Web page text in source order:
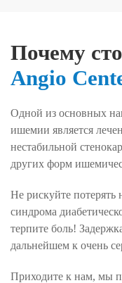
Почему
Angio
Одной из основных
ишемии является
нестабильной
других форм
Не рискуйте потерять
синдрома
терпите боль!
дальнейшем к очень
Приходите к нам, мы